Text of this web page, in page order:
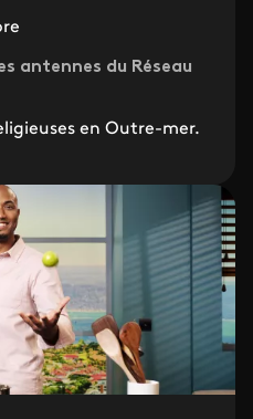
antennes du Réseau
en Outre-mer.